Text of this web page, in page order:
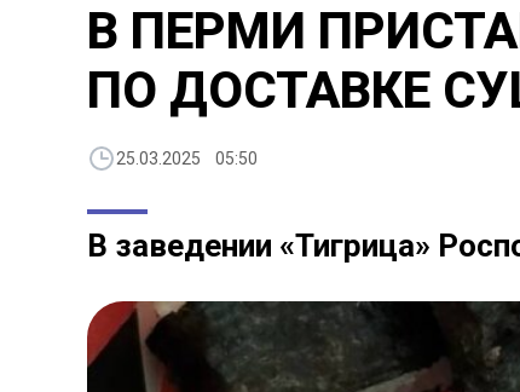
В ПЕРМИ
ПО ДОСТАВКЕ
25.03.2025 05:50
В заведении «Тигрица»